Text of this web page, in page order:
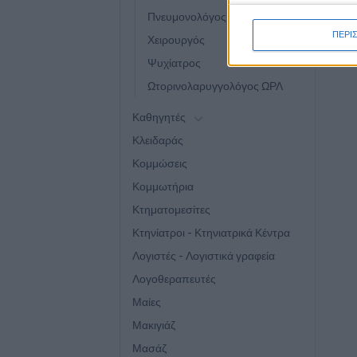
Πνευμονολόγος
Χειρουργός
Ψυχίατρος
Ωτορινολαρυγγολόγος ΩΡΛ
Καθηγητές
Κλειδαράς
Κομμώσεις
Κομμωτήρια
Κτηματομεσίτες
Κτηνίατροι - Κτηνιατρικά Κέντρα
Λογιστές - Λογιστικά γραφεία
Λογοθεραπευτές
Μαίες
Μακιγιάζ
Μασάζ